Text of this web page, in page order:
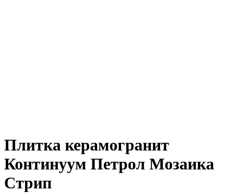
Плитка керамогранит
Континуум Петрол Мозаика
Стрип